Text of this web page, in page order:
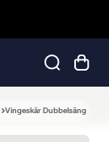
Vingeskär Dubbelsäng